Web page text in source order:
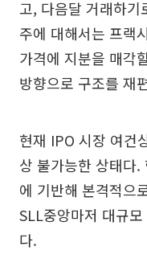
고, 다음달 거래하
주에 대해서는 프랙
가격에 지분을 매각
방향으로 구조를 재
현재 IPO 시장 여건
상 불가능한 상태다.
에 기반해 본격적으
SLL중앙마저 대규
다.